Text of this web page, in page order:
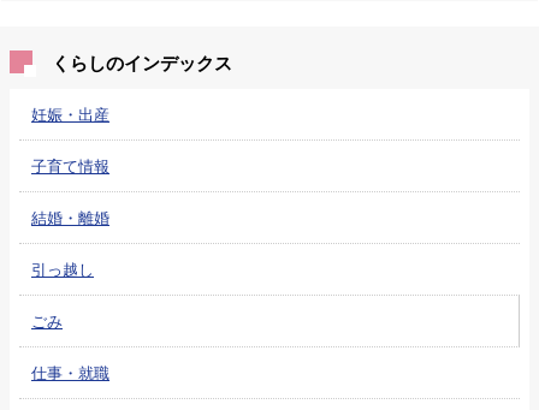
くらしのインデックス
妊娠・出産
子育て情報
結婚・離婚
引っ越し
ごみ
仕事・就職